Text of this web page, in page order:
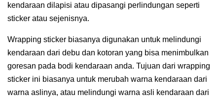
kendaraan dilapisi atau dipasangi perlindungan seperti
sticker atau sejenisnya.
Wrapping sticker biasanya digunakan untuk melindungi
kendaraan dari debu dan kotoran yang bisa menimbulkan
goresan pada bodi kendaraan anda. Tujuan dari wrapping
sticker ini biasanya untuk merubah warna kendaraan dari
warna aslinya, atau melindungi warna asli kendaraan dari